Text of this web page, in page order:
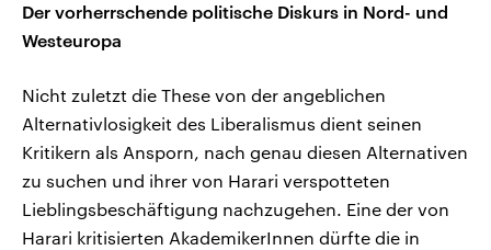
Der vorherrschende politische Diskurs in Nord- und
Westeuropa
Nicht zuletzt die These von der angeblichen
Alternativlosigkeit des Liberalismus dient seinen
Kritikern als Ansporn, nach genau diesen Alternativen
zu suchen und ihrer von Harari verspotteten
Lieblingsbeschäftigung nachzugehen. Eine der von
Harari kritisierten AkademikerInnen dürfte die in